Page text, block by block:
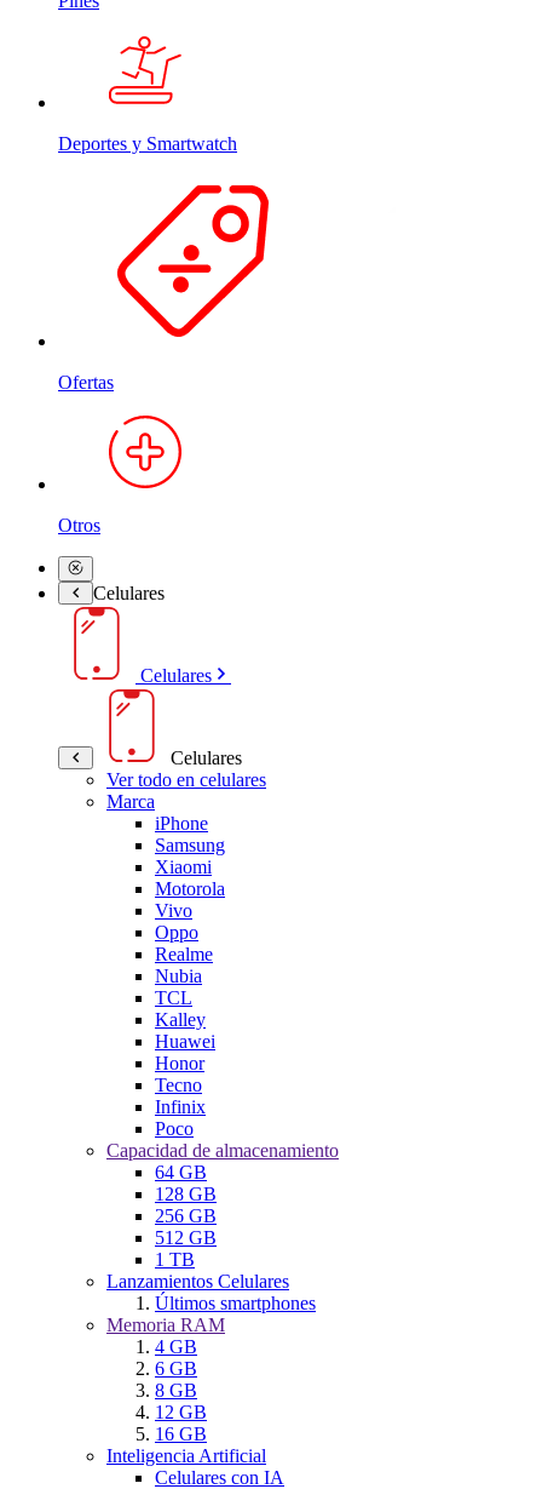
Deportes y Smartwatch
Ofertas
Otros
Celulares
Celulares
Celulares
Ver todo en celulares
Marca
iPhone
Samsung
Xiaomi
Motorola
Vivo
Oppo
Realme
Nubia
TCL
Kalley
Huawei
Honor
Tecno
Infinix
Poco
Capacidad de almacenamiento
64 GB
128 GB
256 GB
512 GB
1 TB
Lanzamientos Celulares
Últimos smartphones
Memoria RAM
4 GB
6 GB
8 GB
12 GB
16 GB
Inteligencia Artificial
Celulares con IA